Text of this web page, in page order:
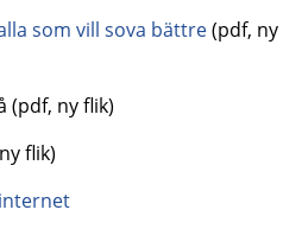
som vill sova bättre(pdf, ny
(pdf, ny flik)
flik)